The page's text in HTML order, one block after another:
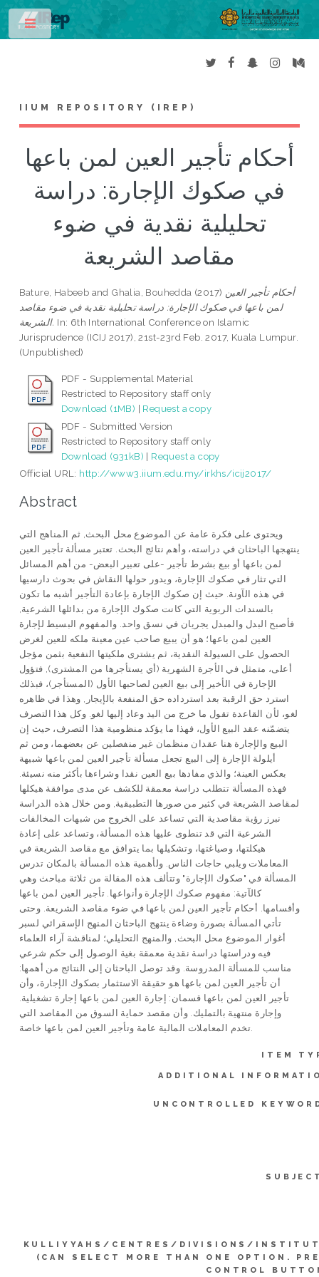
IIUM REPOSITORY (IREP)
أحكام تأجير العين لمن باعها
في صكوك الإجارة: دراسة
تحليلية نقدية في ضوء
مقاصد الشريعة
Bature, Habeeb and Ghalia, Bouhedda (2017) أحكام تأجير العين
لمن باعها في صكوك الإجارة: دراسة تحليلية نقدية في ضوء مقاصد
الشريعة. In: 6th International Conference on Islamic
Jurisprudence (ICIJ 2017), 21st-23rd Feb. 2017, Kuala Lumpur.
(Unpublished)
PDF - Supplemental Material
Restricted to Repository staff only
Download (1MB) | Request a copy
PDF - Submitted Version
Restricted to Repository staff only
Download (931kB) | Request a copy
Official URL: http://www3.iium.edu.my/irkhs/icij2017/
Abstract
ويحتوى على فكرة عامة عن الموضوع محل البحث, ثم المناهج التي
ينتهجها الباحثان في دراسته، وأهم نتائج البحث. تعتبر مسألة تأجير العين
لمن باعها أو بيع بشرط تأجير -على تعبير البعض- من أهم المسائل
التي تثار في صكوك الإجارة، ويدور حولها النقاش في بحوث دارسيها
في هذه الآونة. حيث إن صكوك الإجارة بإعادة التأجير أشبه ما تكون
بالسندات الربوية التي كانت صكوك الإجارة من بدائلها الشرعية,
فأصبح البدل والمبدل يجريان في نسق واحد. والمفهوم البسيط لإجارة
العين لمن باعها؛ هو أن يبيع صاحب عين معينة ملكه للعين لغرض
الحصول على السيولة النقدية، ثم يشترى ملكيتها النفعية بثمن مؤجل
أعلى، متمثل في الأجرة الشهرية (أي يستأجرها من المشترى), فتؤول
الإجارة في الأخير إلى بيع العين لصاحبها الأول (المستأجر)، فبذلك
استرد حق الرقبة بعد استرداده حق المنفعة بالإيجار, وهذا في ظاهره
لغو، لأن القاعدة تقول ما خرج من اليد وعاد إليها لغو. وكل هذا التصرف
يتضمّنه عقد البيع الأول، فهذا ما يؤكد منظومية هذا التصرف، حيث إن
البيع والإجارة هنا عقدان منظمان غير منفصلين عن بعضهما، ومن ثم
أيلولة الإجارة إلى البيع تجعل مسألة تأجير العين لمن باعها شبيهة
بعكس العينة؛ والذي مفادها بيع العين نقدا وشراءها بأكثر منه نسيئة.
فهذه المسألة تتطلب دراسة معمقة للكشف عن مدى موافقة هيكلها
لمقاصد الشريعة في كثير من صورها التطبيقية, ومن خلال هذه الدراسة
نبرز رؤية مقاصدية التي تساعد على الخروج من شبهات المخالفات
الشرعية التي قد تنطوى عليها هذه المسألة، وتساعد على إعادة
هيكلتها، وصياغتها، وتشكيلها بما يتوافق مع مقاصد الشريعة في
المعاملات ويلبي حاجات الناس. ولأهمية هذه المسألة بالمكان تدرس
المسألة في "صكوك الإجارة" وتتألف هذه المقالة من ثلاثة مباحث وهي
كالآتية: مفهوم صكوك الإجارة وأنواعها. تأجير العين لمن باعها
وأقسامها. أحكام تأجير العين لمن باعها في ضوء مقاصد الشريعة. وحتى
تأتي المسألة بصورة وضاءة ينتهج الباحثان المنهج الإسقرائي لسبر
أغوار الموضوع محل البحث, والمنهج التحليلي؛ لمناقشة آراء العلماء
فيه ودراستها دراسة نقدية معمقة بغية الوصول إلى حكم شرعي
مناسب للمسألة المدروسة. وقد توصل الباحثان إلى النتائج من أهمها:
أن تأجير العين لمن باعها هو حقيقة الاستثمار بصكوك الإجارة، وأن
تأجير العين لمن باعها قسمان: إجارة العين لمن باعها إجارة تشغيلية.
وإجارة منتهية بالتمليك. وأن مقصد حماية السوق من المقاصد التي
ITEM
ADDITIONAL
UNCONTROLLED
KULLIYYAHS/CENTRES/DIVISIONS/
(CAN SELECT MORE THAN ONE OPTION.
CONTROL
Toggle